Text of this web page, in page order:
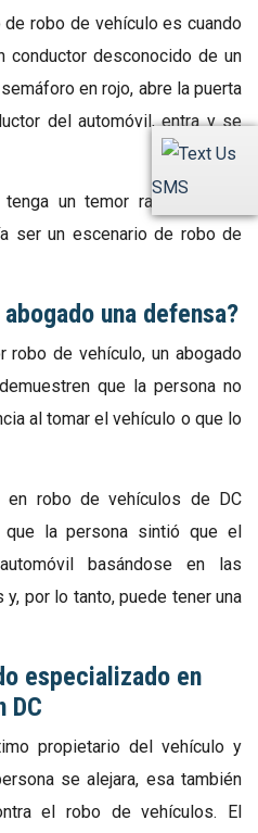
SMS
robo de vehículo es cuando
conductor desconocido de un
en rojo, abre la puerta
del automóvil, entra y se
un temor razonable de
ser un escenario de robo de
una defensa?
robo de vehículo, un abogado
que la persona no
al tomar el vehículo o que lo
en robo de vehículos de DC
que la persona sintió que el
basándose en las
por lo tanto, puede tener una
especializado en
DC
propietario del vehículo y
se alejara, esa también
el robo de vehículos. El